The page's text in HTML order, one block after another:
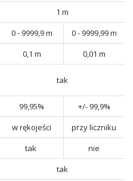
1 m
0 - 9999,9 m
0 - 9999,99 m
0,1 m
0,01 m
tak
99,95%
+/- 99,9%
w rękojeści przy liczniku
tak
nie
tak